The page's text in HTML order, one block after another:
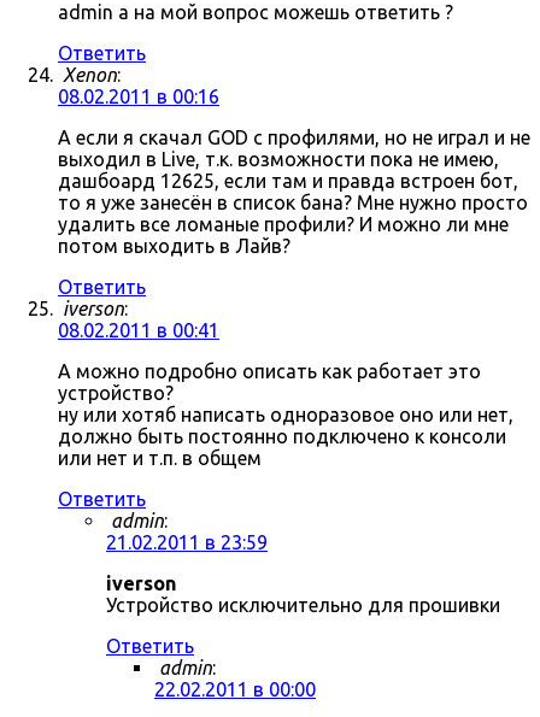
admin а на мой вопрос можешь ответить ?
Ответить
Xenon:
08.02.2011 в 00:16
А если я скачал GOD с профилями, но не играл и не
выходил в Live, т.к. возможности пока не имею,
дашбоард 12625, если там и правда встроен бот,
то я уже занесён в список бана? Мне нужно просто
удалить все ломаные профили? И можно ли мне
потом выходить в Лайв?
Ответить
iverson:
08.02.2011 в 00:41
А можно подробно описать как работает это
устройство?
ну или хотяб написать одноразовое оно или нет,
должно быть постоянно подключено к консоли
или нет и т.п. в общем
Ответить
admin:
21.02.2011 в 23:59
iverson
Устройство исключительно для прошивки
Ответить
admin:
22.02.2011 в 00:00